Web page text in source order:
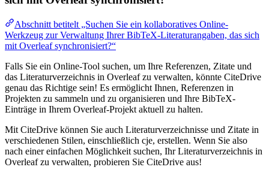
Abschnitt betitelt „Suchen Sie ein kollaboratives Online-
Werkzeug zur Verwaltung Ihrer BibTeX-Literaturangaben, das sich
mit Overleaf synchronisiert?“
Falls Sie ein Online-Tool suchen, um Ihre Referenzen, Zitate und
das Literaturverzeichnis in Overleaf zu verwalten, könnte CiteDrive
genau das Richtige sein! Es ermöglicht Ihnen, Referenzen in
Projekten zu sammeln und zu organisieren und Ihre BibTeX-
Einträge in Ihrem Overleaf-Projekt aktuell zu halten.
Mit CiteDrive können Sie auch Literaturverzeichnisse und Zitate in
verschiedenen Stilen, einschließlich cje, erstellen. Wenn Sie also
nach einer einfachen Möglichkeit suchen, Ihr Literaturverzeichnis in
Overleaf zu verwalten, probieren Sie CiteDrive aus!